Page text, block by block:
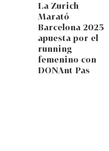
La Zurich
Marató
Barcelona 2025
apuesta por el
running
femenino con
DONAnt Pas